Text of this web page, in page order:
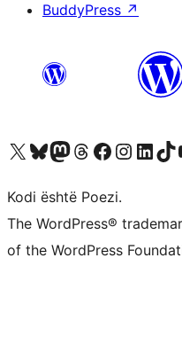
BuddyPress ↗
Vizitoni llogarinë tonë X (ish Twitter)
Vizitoni llogarinë tonë Bluesky
Vizitoni llogarinë tonë Mastodon
Vizitoni llogarinë tonë Threads
Vizitoni faqen tonë në
Vizitoni llogarinë
VizitoniVizitoni
Kodi është Poezi.
The WordPress®
of the WordPress